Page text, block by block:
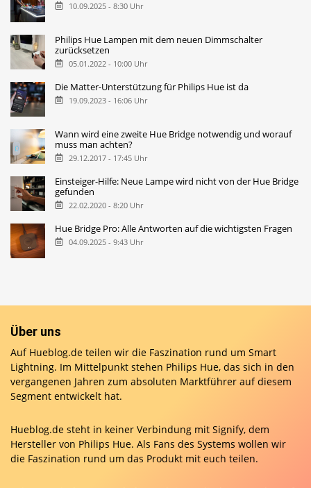
10.09.2025 - 8:30 Uhr
Philips Hue Lampen mit dem neuen Dimmschalter
zurücksetzen
05.01.2022 - 10:00 Uhr
Die Matter-Unterstützung für Philips Hue ist da
19.09.2023 - 16:06 Uhr
Wann wird eine zweite Hue Bridge notwendig und worauf
muss man achten?
29.12.2017 - 17:45 Uhr
Einsteiger-Hilfe: Neue Lampe wird nicht von der Hue Bridge
gefunden
22.02.2020 - 8:20 Uhr
Hue Bridge Pro: Alle Antworten auf die wichtigsten Fragen
04.09.2025 - 9:43 Uhr
Über uns
Auf Hueblog.de teilen wir die Faszination rund um Smart
Lightning. Im Mittelpunkt stehen Philips Hue, das sich in den
vergangenen Jahren zum absoluten Marktführer auf diesem
Segment entwickelt hat.
Hueblog.de steht in keiner Verbindung mit Signify, dem
Hersteller von Philips Hue. Als Fans des Systems wollen wir
die Faszination rund um das Produkt mit euch teilen.